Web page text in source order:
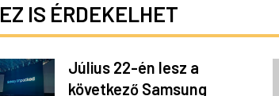
EZ IS ÉRDEKELHET
Július 22-én lesz a
következő Samsung